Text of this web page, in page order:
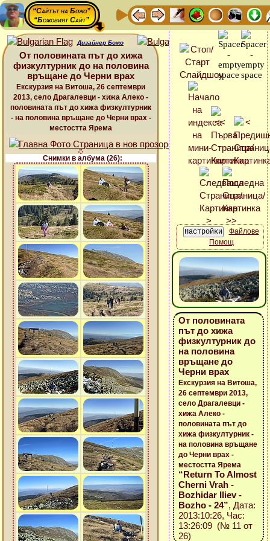
“Сайтът на Божо”
“Божовият Сайт”
Дизайнер Божо
От половината път до хижа
физкултурник до на половина
връщане до Черни врах
Екскурзия на Витоша, 26 септември
2013, село Драгалевци - хижа Алеко -
половината път до хижа физкултурник
- на половина връщане до Черни врах -
местостта Ярема
Снимки в албума (26):
Файлове
Помощ
От половината
път до хижа
физкултурник до
на половина
връщане до
Черни врах
Екскурзия на Витоша,
26 септември 2013,
село Драгалевци -
хижа Алеко -
половината път до
хижа физкултурник -
на половина връщане
до Черни врах -
местостта Ярема
“Return To Almost
Cherni Vrah -
Bozhidar Iliev -
Bozho - 24”, Дата:
2013:10:26, Час:
13:26:09 (№ 11 от
26)